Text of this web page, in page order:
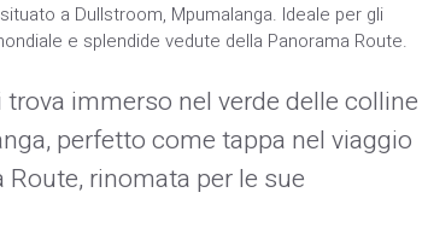
a Dullstroom, Mpumalanga. Ideale per gli
e splendide vedute della Panorama Route.
trova immerso nel verde delle colline
perfetto come tappa nel viaggio
rinomata per le sue